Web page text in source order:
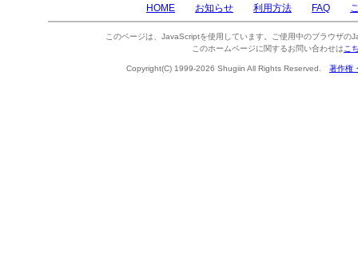
HOME お知らせ 利用方法 FAQ
このページは、JavaScriptを使用しています。ご使用中のブラウザの
このホームページに関するお問い合わせは こ
Copyright(C) 1999-2026 Shugiin All Rights Reserved. 著作権